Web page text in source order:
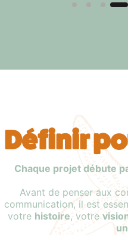
Définir
Chaque projet débute
Avant de penser aux
communication, il est
votre histoire, votre